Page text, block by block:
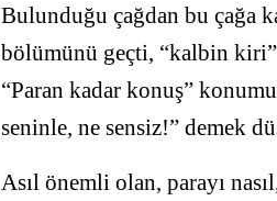
Bulunduğu çağdan bu çağa
bölümünü geçti, “kalbin kiri”
“Paran kadar konuş”
seninle, ne sensiz!” demek
Asıl önemli olan, parayı